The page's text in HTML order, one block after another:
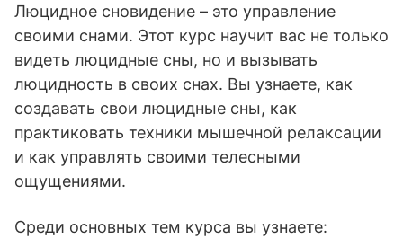
Люцидное сновидение – это управление
своими снами. Этот курс научит вас не только
видеть люцидные сны, но и вызывать
люцидность в своих снах. Вы узнаете, как
создавать свои люцидные сны, как
практиковать техники мышечной релаксации
и как управлять своими телесными
ощущениями.
Среди основных тем курса вы узнаете: